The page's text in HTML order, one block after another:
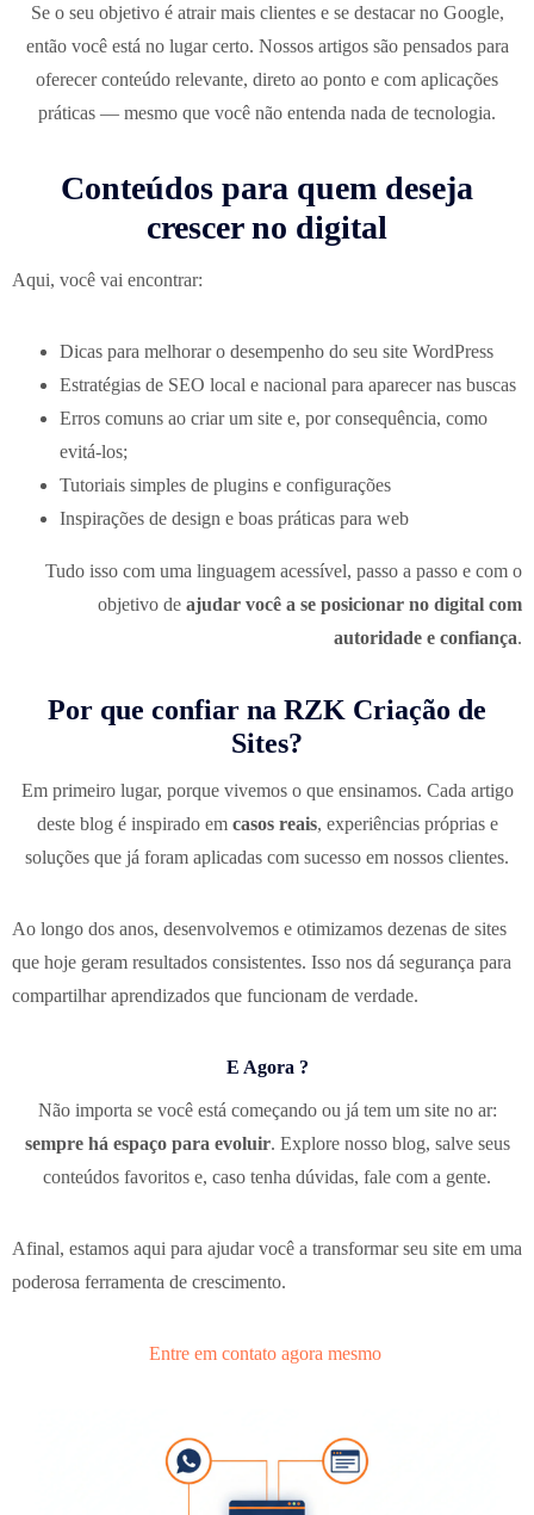
Se o seu objetivo é atrair mais clientes e se destacar no Google,
então você está no lugar certo. Nossos artigos são pensados para
oferecer conteúdo relevante, direto ao ponto e com aplicações
práticas — mesmo que você não entenda nada de tecnologia.
Conteúdos para quem deseja
crescer no digital
Aqui, você vai encontrar:
Dicas para melhorar o desempenho do seu site WordPress
Estratégias de SEO local e nacional para aparecer nas buscas
Erros comuns ao criar um site e, por consequência, como
evitá-los;
Tutoriais simples de plugins e configurações
Inspirações de design e boas práticas para web
Tudo isso com uma linguagem acessível, passo a passo e com o
objetivo de ajudar você a se posicionar no digital com
autoridade e confiança.
Por que confiar na RZK Criação de
Sites?
Em primeiro lugar, porque vivemos o que ensinamos. Cada artigo
deste blog é inspirado em casos reais, experiências próprias e
soluções que já foram aplicadas com sucesso em nossos clientes.
Ao longo dos anos, desenvolvemos e otimizamos dezenas de sites
que hoje geram resultados consistentes. Isso nos dá segurança para
compartilhar aprendizados que funcionam de verdade.
E Agora ?
Não importa se você está começando ou já tem um site no ar:
sempre há espaço para evoluir. Explore nosso blog, salve seus
conteúdos favoritos e, caso tenha dúvidas, fale com a gente.
Afinal, estamos aqui para ajudar você a transformar seu site em uma
poderosa ferramenta de crescimento.
Entre em contato agora mesmo